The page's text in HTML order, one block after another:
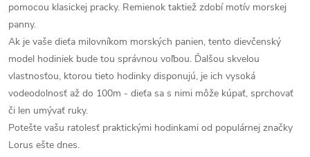
pomocou klasickej pracky. Remienok taktiež zdobí motív morskej
panny.
Ak je vaše dieťa milovníkom morských panien, tento dievčenský
model hodiniek bude tou správnou voľbou. Ďalšou skvelou
vlastnosťou, ktorou tieto hodinky disponujú, je ich vysoká
vodeodolnosť až do 100m - dieťa sa s nimi môže kúpať, sprchovať
či len umývať ruky.
Potešte vašu ratolesť praktickými hodinkami od populárnej značky
Lorus ešte dnes.